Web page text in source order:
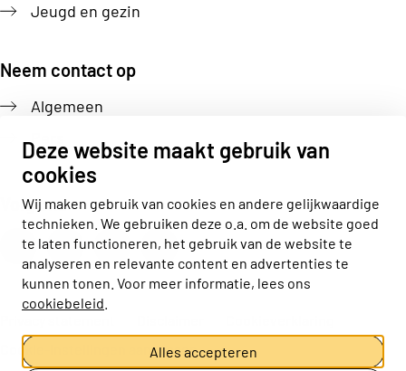
Deze website maakt gebruik van
cookies
Wij maken gebruik van cookies en andere gelijkwaardige
technieken. We gebruiken deze o.a. om de website goed
te laten functioneren, het gebruik van de website te
analyseren en relevante content en advertenties te
kunnen tonen. Voor meer informatie, lees ons
cookiebeleid
Alles accepteren
Jeugd en gezin
Neem contact op
Algemeen
Pers
Volg ons
Actiz linkedin
Actiz instagram
Actiz youtube
Actiz facebook
Cookie-instellingen aanpassen